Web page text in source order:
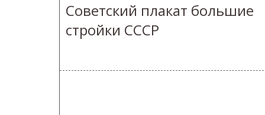
Советский плакат большие
стройки СССР